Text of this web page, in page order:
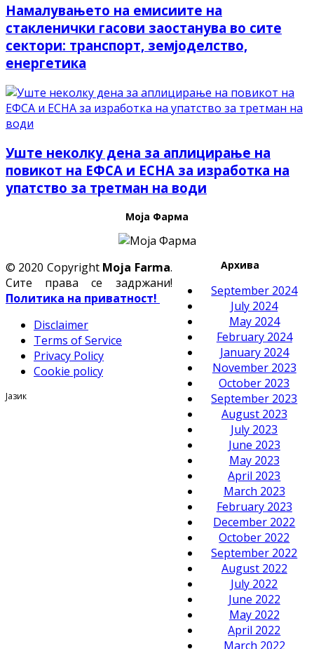
Намалувањето на емисиите на
стакленички гасови заостанува во сите
сектори: транспорт, земјоделство,
енергетика
Уште неколку дена за аплицирање на
повикот на ЕФСА и ЕСНА за изработка на
упатство за третман на води
Моја Фарма
Архива
September 2024
July 2024
May 2024
February 2024
January 2024
November 2023
October 2023
September 2023
August 2023
July 2023
June 2023
May 2023
April 2023
March 2023
February 2023
December 2022
October 2022
September 2022
August 2022
July 2022
June 2022
May 2022
April 2022
March 2022
© 2020 Copyright Moja Farma.
Сите права се задржани!
Политика на приватност!
Disclaimer
Terms of Service
Privacy Policy
Cookie policy
Јазик